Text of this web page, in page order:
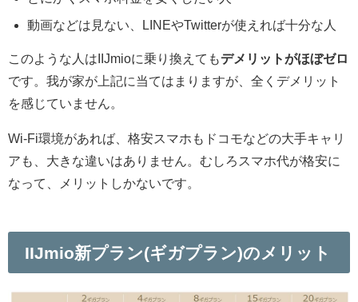
動画などは見ない、LINEやTwitterが使えれば十分な人
このような人はIIJmioに乗り換えてもデメリットがほぼゼロ
です。我が家が上記に当てはまりますが、全くデメリット
を感じていません。
Wi-Fi環境があれば、格安スマホもドコモなどの大手キャリ
アも、大きな違いはありません。むしろスマホ代が格安に
なって、
メリットしかないです。
IIJmio新プラン(ギガプラン)のメリット